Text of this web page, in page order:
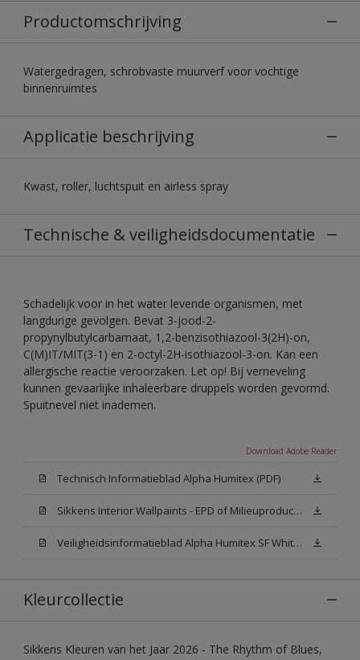
Productomschrijving
Watergedragen, schrobvaste muurverf voor vochtige
binnenruimtes
Applicatie beschrijving
Kwast, roller, luchtspuit en airless spray
Technische & veiligheidsdocumentatie
Schadelijk voor in het water levende organismen, met
langdurige gevolgen. Bevat 3-jood-2-
propynylbutylcarbamaat, 1,2-benzisothiazool-3(2H)-on,
C(M)IT/MIT(3-1) en 2-octyl-2H-isothiazool-3-on. Kan een
allergische reactie veroorzaken. Let op! Bij verneveling
kunnen gevaarlijke inhaleerbare druppels worden gevormd.
Spuitnevel niet inademen.
Download Adobe Reader
Technisch Informatieblad Alpha Humitex (PDF)
Sikkens Interior Wallpaints - EPD of Milieuproductverklaring
Veiligheidsinformatieblad Alpha Humitex SF White W05 (MSDS)
Kleurcollectie
Sikkens Kleuren van het Jaar 2026 - The Rhythm of Blues,